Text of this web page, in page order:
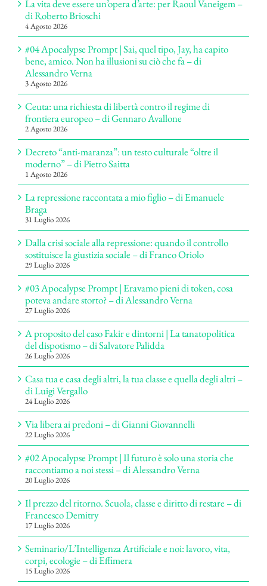
La vita deve essere un’opera d’arte: per Raoul Vaneigem –
di Roberto Brioschi
4 Agosto 2026
#04 Apocalypse Prompt | Sai, quel tipo, Jay, ha capito
bene, amico. Non ha illusioni su ciò che fa – di
Alessandro Verna
3 Agosto 2026
Ceuta: una richiesta di libertà contro il regime di
frontiera europeo – di Gennaro Avallone
2 Agosto 2026
Decreto “anti-maranza”: un testo culturale “oltre il
moderno” – di Pietro Saitta
1 Agosto 2026
La repressione raccontata a mio figlio – di Emanuele
Braga
31 Luglio 2026
Dalla crisi sociale alla repressione: quando il controllo
sostituisce la giustizia sociale – di Franco Oriolo
29 Luglio 2026
#03 Apocalypse Prompt | Eravamo pieni di token, cosa
poteva andare storto? – di Alessandro Verna
27 Luglio 2026
A proposito del caso Fakir e dintorni | La tanatopolitica
del dispotismo – di Salvatore Palidda
26 Luglio 2026
Casa tua e casa degli altri, la tua classe e quella degli altri –
di Luigi Vergallo
24 Luglio 2026
Via libera ai predoni – di Gianni Giovannelli
22 Luglio 2026
#02 Apocalypse Prompt | Il futuro è solo una storia che
raccontiamo a noi stessi – di Alessandro Verna
20 Luglio 2026
Il prezzo del ritorno. Scuola, classe e diritto di restare – di
Francesco Demitry
17 Luglio 2026
Seminario/L’Intelligenza Artificiale e noi: lavoro, vita,
corpi, ecologie – di Effimera
15 Luglio 2026